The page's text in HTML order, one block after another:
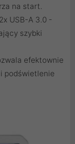
na start.
USB-A 3.0 -
szybki
efektownie
podświetlenie